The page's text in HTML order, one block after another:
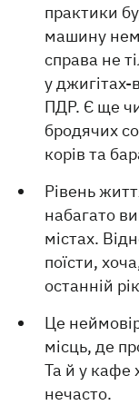
практики
машину
справа не
у джигітах-
ПДР. Є ще
бродячих
корів та
Рівень
набагато
містах.
поїсти,
останній
Це
місць, де
Та й у кафе
нечасто.